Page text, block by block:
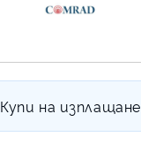
Купи на изплащане